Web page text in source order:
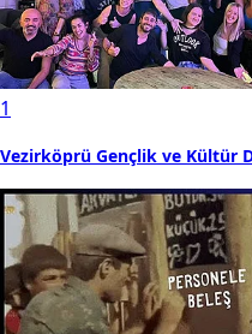
1
Vezirköprü Gençlik ve Kültür